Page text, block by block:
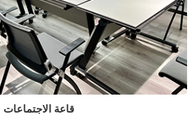
قاعة الاجتماعات